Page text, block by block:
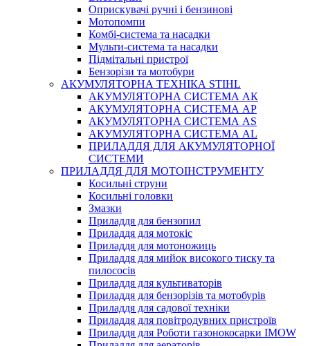
Оприскувачі ручні і бензинові
Мотопомпи
Комбі-система та насадки
Мульти-система та насадки
Підмітальні пристрої
Бензорізи та мотобури
АКУМУЛЯТОРНА ТЕХНІКА STIHL
АКУМУЛЯТОРНА СИСТЕМА АК
АКУМУЛЯТОРНА СИСТЕМА АР
АКУМУЛЯТОРНА СИСТЕМА AS
АКУМУЛЯТОРНА СИСТЕМА AL
ПРИЛАДДЯ ДЛЯ АКУМУЛЯТОРНОЇ
СИСТЕМИ
ПРИЛАДДЯ ДЛЯ МОТОІНСТРУМЕНТУ
Косильні струни
Косильні головки
Змазки
Приладдя для бензопил
Приладдя для мотокіс
Приладдя для мотоножиць
Приладдя для мийок високого тиску та
пилососів
Приладдя для культиваторів
Приладдя для бензорізів та мотобурів
Приладдя для садової техніки
Приладдя для повітродувних пристроїв
Приладдя для Роботи газонокосарки IMOW